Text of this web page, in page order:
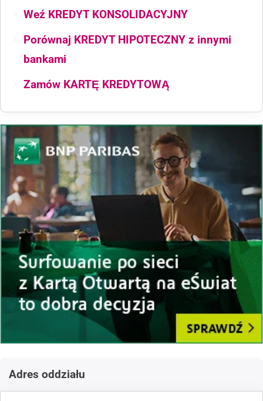
Weź KREDYT KONSOLIDACYJNY
Porównaj KREDYT HIPOTECZNY z innymi
bankami
Zamów KARTĘ KREDYTOWĄ
Adres oddziału